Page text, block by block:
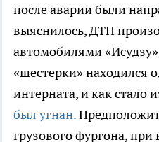
после аварии были
выяснилось, ДТП
автомобилями
«шестерки» находился
интерната, и как стало
был угнан.
грузового фургона, при